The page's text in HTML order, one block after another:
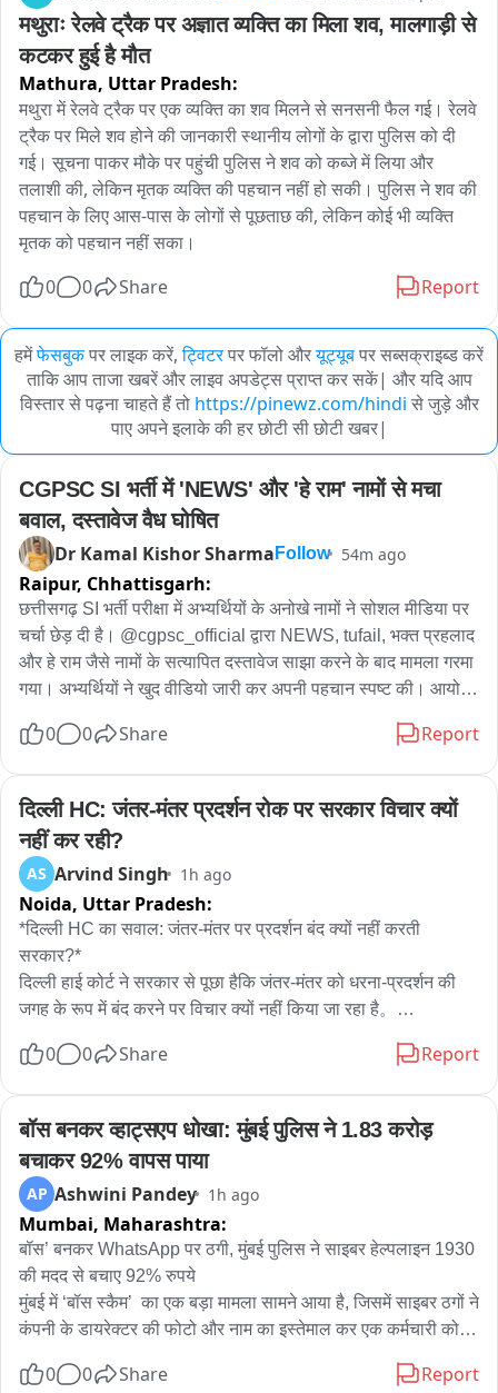
मथुराः रेलवे ट्रैक पर अज्ञात व्यक्ति का मिला शव, मालगाड़ी से
कटकर हुई है मौत
Mathura, Uttar Pradesh:
मथुरा में रेलवे ट्रैक पर एक व्यक्ति का शव मिलने से सनसनी फैल गई। रेलवे
ट्रैक पर मिले शव होने की जानकारी स्थानीय लोगों के द्वारा पुलिस को दी
गई। सूचना पाकर मौके पर पहुंची पुलिस ने शव को कब्जे में लिया और
तलाशी की, लेकिन मृतक व्यक्ति की पहचान नहीं हो सकी। पुलिस ने शव की
पहचान के लिए आस-पास के लोगों से पूछताछ की, लेकिन कोई भी व्यक्ति
मृतक को पहचान नहीं सका।
0
0 Share Report
हमेंफेसबुकपर लाइक करें, ट्विटरपर फॉलो औरयूट्यूबपर सब्सक्राइब्ड करें
ताकि आप ताजा खबरें और लाइव अपडेट्स प्राप्त कर सकें| और यदि आप
विस्तार से पढ़ना चाहते हैं तो https://pinewz.com/hindi से जुड़े और
पाए अपने इलाके की हर छोटी सी छोटी खबर|
CGPSC SI भर्ती में 'NEWS' और 'हे राम' नामों से मचा
बवाल, दस्तावेज वैध घोषित
Dr Kamal Kishor Sharma Follow 54m ago
Raipur, Chhattisgarh:
छत्तीसगढ़ SI भर्ती परीक्षा में अभ्यर्थियों के अनोखे नामों ने सोशल मीडिया पर
चर्चा छेड़ दी है। @cgpsc_official द्वारा NEWS, tufail, भक्त प्रहलाद
और हे राम जैसे नामों के सत्यापित दस्तावेज साझा करने के बाद मामला गरमा
गया। अभ्यर्थियों ने खुद वीडियो जारी कर अपनी पहचान स्पष्ट की। आयोग
HeyRam, SpaceRani समेत सभी साथियों को अब मेंस की तैयारी के
0 0 Share Report
दिल्ली HC: जंतर-मंतर प्रदर्शन रोक पर सरकार विचार क्यों
नहीं कर रही?
AS Arvind Singh 1h ago
Noida, Uttar Pradesh:
*दिल्ली HC का सवाल: जंतर-मंतर पर प्रदर्शन बंद क्यों नहीं करती
सरकार?*
दिल्ली हाई कोर्ट ने सरकार से पूछा हैकि जंतर-मंतर को धरना-प्रदर्शन की
जगह के रूप में बंद करने पर विचार क्यों नहीं किया जा रहा है。
जस्टिस अमित महाजन ने कहा कि मेरी व्यक्तिगत राय में जंतर-मंतर या शहर
होती है। विरोध-प्रदर्शनों की वजह से सड़कें जाम हो जाती हैं, एंबुलेंस की
आवाजाही प्रभावित होती है और आम लोगों के कामकाज में बाधा आती है।
यह एक तरह से पूरे शहर को बंधक बनाने जैसा है।
हालांकि, उन्होंने यह भी स्पष्ट किया कि प्रदर्शन की अनुमति देना या न देना
सरकार का काम है। अदालत इस संबंध में कोई फैसला नहीं दे रही है।
*कोर्ट के सामने क्या मामला था?*
प्रोटेक्शन कमेटी की ओर से दायर याचिका पर सुनवाई के दौरान की। कमेटी
0 0 Share Report
बॉस बनकर व्हाट्सएप धोखा: मुंबई पुलिस ने 1.83 करोड़
बचाकर 92% वापस पाया
AP Ashwini Pandey 1h ago
Mumbai, Maharashtra:
बॉस’ बनकर WhatsApp पर ठगी, मुंबई पुलिस ने साइबर हेल्पलाइन 1930
की मदद से बचाए 92% रुपये
मुंबई में ‘बॉस स्कैम’  का एक बड़ा मामला सामने आया है, जिसमें साइबर ठगों ने
कंपनी के डायरेक्टर की फोटो और नाम का इस्तेमाल कर एक कर्मचारी को
अधिकारी बताकर कर्मचारी से तत्काल एक बैंक खाते में 1.98 करोड़ रुपये
0 0 Share Report